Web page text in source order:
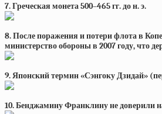
7. Греческая монета 500–465 гг. до н. э.
8. После поражения и потери флота в
министерство обороны в 2007 году, что
9. Японский термин «Сэнгоку Дзидай»
10. Бенджамину Франклину не доверили